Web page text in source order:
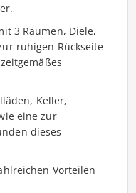
3 Räumen, Diele,
ruhigen Rückseite
Keller,
eine zur
dieses
Vorteilen